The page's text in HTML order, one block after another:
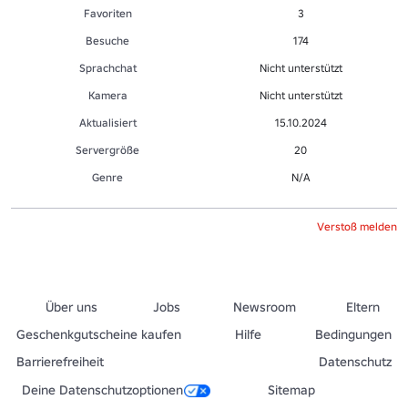
Favoriten
3
Besuche
174
Sprachchat
Nicht unterstützt
Kamera
Nicht unterstützt
Aktualisiert
15.10.2024
Servergröße
20
Genre
N/A
Verstoß melden
Über uns Jobs Newsroom
Eltern
Geschenkgutscheine kaufen
Hilfe
Bedingungen
Barrierefreiheit
Datenschutz
Deine Datenschutzoptionen
Sitemap